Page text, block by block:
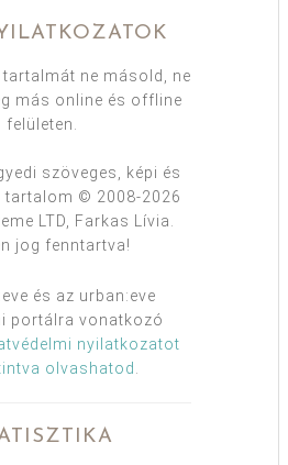
tartalmát ne másold, ne
más online és offline
felületen.
szöveges, képi és
tartalom © 2008-2026
LTD, Farkas Lívia.
jog fenntartva!
és az urban:eve
portálra vonatkozó
nyilatkozatot
olvashatod .